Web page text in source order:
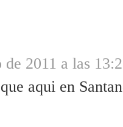
de 2011 a las
aqui en